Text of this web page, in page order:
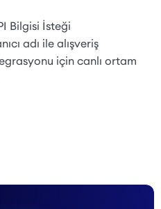
Bilgisi İsteği
adı ile alışveriş
için canlı ortam